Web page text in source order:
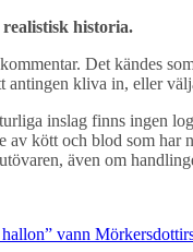
historia.
Det kändes
antingen kliva in, eller
inslag finns ingen
av kött och blod som
även om
vann